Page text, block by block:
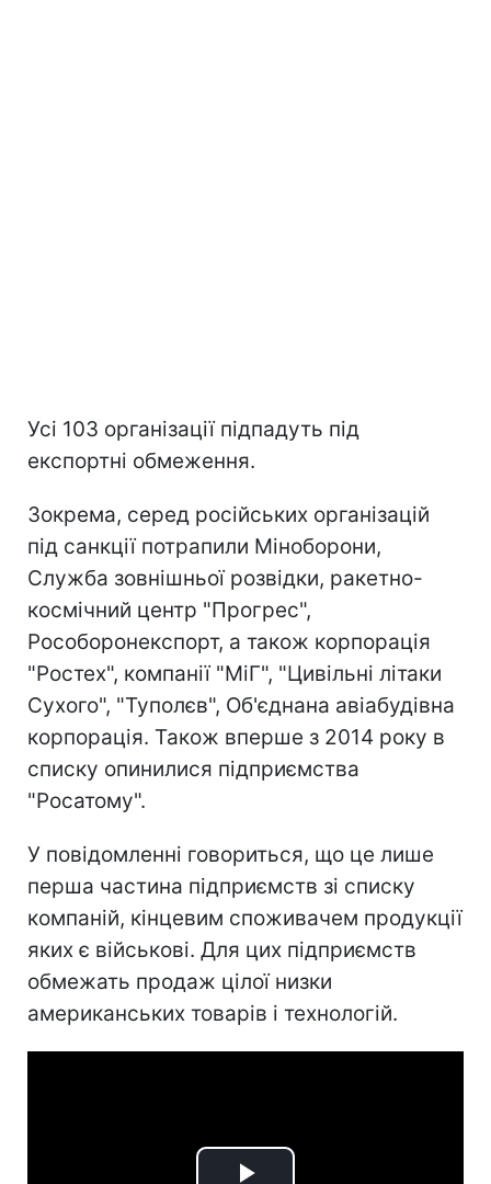
Усі 103 організації підпадуть під
експортні обмеження.
Зокрема, серед російських організацій
під санкції потрапили Міноборони,
Служба зовнішньої розвідки, ракетно-
космічний центр "Прогрес",
Рособоронекспорт, а також корпорація
"Ростех", компанії "МіГ", "Цивільні літаки
Сухого", "Туполєв", Об'єднана авіабудівна
корпорація. Також вперше з 2014 року в
списку опинилися підприємства
"Росатому".
У повідомленні говориться, що це лише
перша частина підприємств зі списку
компаній, кінцевим споживачем продукції
яких є військові. Для цих підприємств
обмежать продаж цілої низки
американських товарів і технологій.